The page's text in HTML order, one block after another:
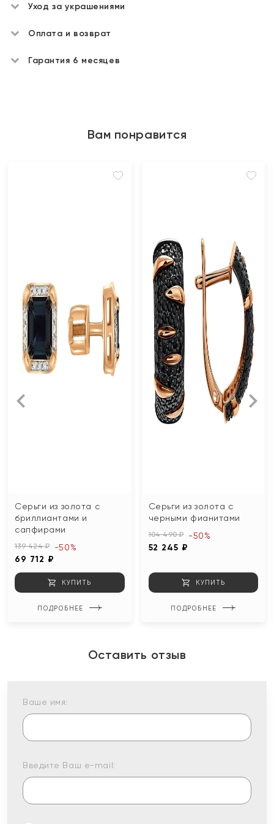
Уход за украшениями
Оплата и возврат
Гарантия 6 месяцев
Вам понравится
Серьги из золота с
бриллиантами и
сапфирами
139 424 ₽
69 712 ₽
-50%
КУПИТЬ
ПОДРОБНЕЕ
Серьги из золота с
черными фианитами
104 490 ₽
52 245 ₽
-50%
КУПИТЬ
ПОДРОБНЕЕ
Оставить отзыв
Ваше имя:
Введите Ваш e-mail: